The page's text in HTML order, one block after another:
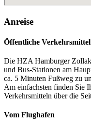
Anreise
Öffentliche Verkehrsmittel
Die HZA Hamburger
und Bus-Stationen am
ca. 5 Minuten Fußweg zu
Am einfachsten finden Sie
Verkehrsmitteln über die
Vom Flughafen